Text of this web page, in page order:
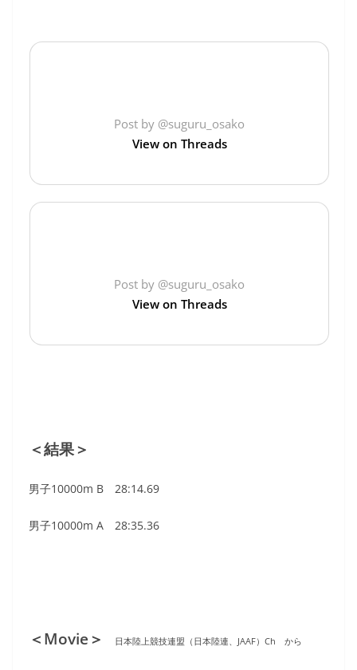
Post by @suguru_osako
View on Threads
Post by @suguru_osako
View on Threads
＜結果＞
男子10000m B 28:14.69
男子10000m A 28:35.36
＜Movie＞ 日本陸上競技連盟（日本陸連、JAAF）Ch から